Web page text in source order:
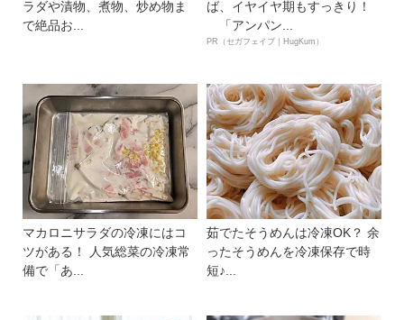
ラダや漬物、煮物、炒め物ま
で絶品お...
ば、イヤイヤ期もすっきり！
「アンパン...
PR（セガフェイブ｜HugKum）
マカロニサラダの冷凍にはコ
ツがある！ 人気総菜の冷凍常
備で「あ...
茹でたそうめんは冷凍OK？ 余
ったそうめんを冷凍保存で時
短♪...